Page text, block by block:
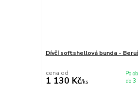
Dívčí softshellová bunda -
cena od
1 130 Kč/ks
Po
do 3